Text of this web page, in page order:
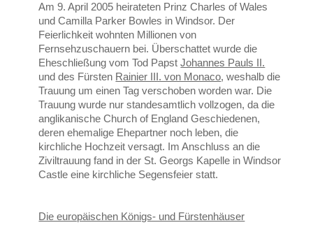
Am 9. April 2005 heirateten Prinz Charles of Wales
und Camilla Parker Bowles in Windsor. Der
Feierlichkeit wohnten Millionen von
Fernsehzuschauern bei. Überschattet wurde die
Eheschließung vom Tod PapstJohannes Pauls II.
und des Fürsten Rainier III. von Monaco, weshalb die
Trauung um einen Tag verschoben worden war. Die
Trauung wurde nur standesamtlich vollzogen, da die
anglikanische Church of England Geschiedenen,
deren ehemalige Ehepartner noch leben, die
kirchliche Hochzeit versagt. Im Anschluss an die
Ziviltrauung fand in der St. Georgs Kapelle in Windsor
Castle eine kirchliche Segensfeier statt.
Die europäischen Königs- und Fürstenhäuser